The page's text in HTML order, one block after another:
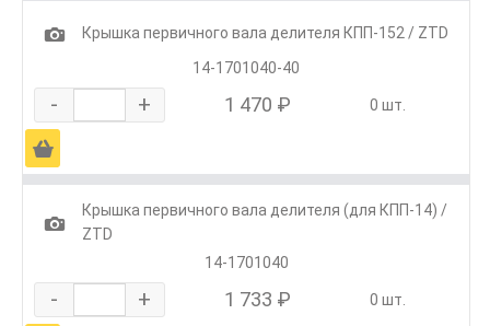
1
Крышка первичного вала делителя КПП-152 / ZTD
14-1701040-40
- + 1 470 ₽ 0 шт.
Ä
1
Крышка первичного вала делителя (для КПП-14) /
ZTD
14-1701040
- + 1 733 ₽ 0 шт.